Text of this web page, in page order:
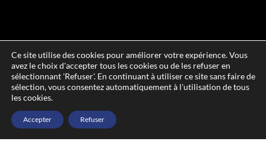
Ce site utilise des cookies pour améliorer votre expérience. Vous
avez le choix d'accepter tous les cookies ou de les refuser en
sélectionnant 'Refuser'. En continuant à utiliser ce site sans faire de
sélection, vous consentez automatiquement à l'utilisation de tous
les cookies.
Accepter Refuser